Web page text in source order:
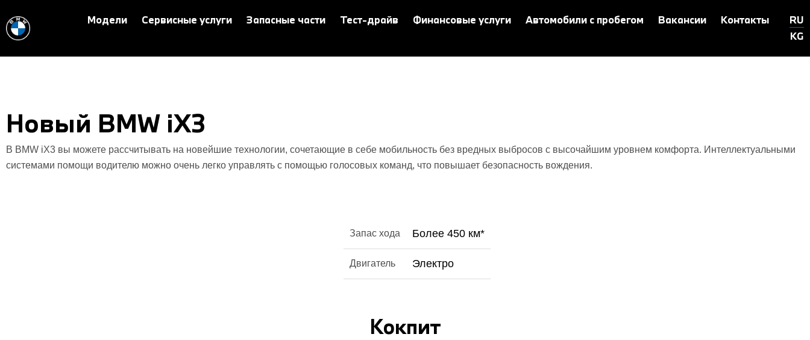
Модели Сервисные услуги Запасные части Тест-драйв Финансовые услуги Автомобили с пробегом Вакансии Контакты
RU
KG
Новый BMW iX3
В BMW iX3 вы можете рассчитывать на новейшие технологии, сочетающие в себе мобильность без вредных выбросов с высочайшим уровнем комфорта. Интеллектуальными
системами помощи водителю можно очень легко управлять с помощью голосовых команд, что повышает безопасность вождения.
Запас хода Более 450 км*
Двигатель Электро
Кокпит